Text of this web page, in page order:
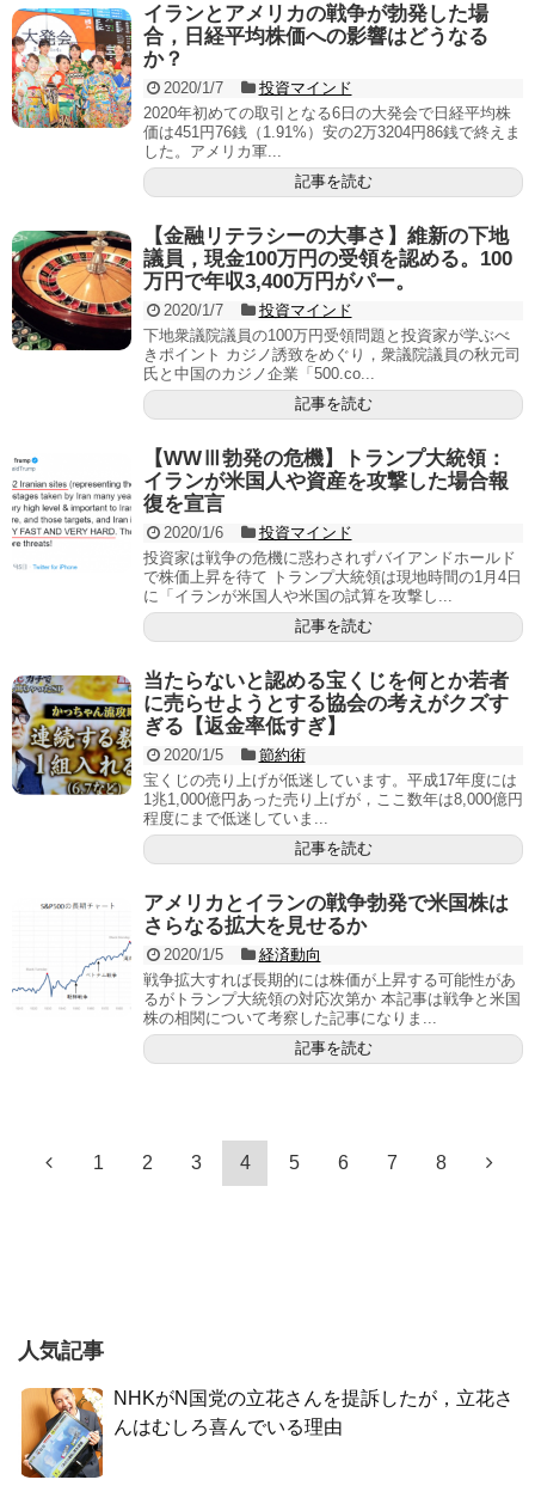
イランとアメリカの戦争が勃発した場
合，日経平均株価への影響はどうなる
か？
2020/1/7
投資マインド
2020年初めての取引となる6日の大発会で日経平均株
価は451円76銭（1.91%）安の2万3204円86銭で終えま
した。アメリカ軍...
記事を読む
【金融リテラシーの大事さ】維新の下地
議員，現金100万円の受領を認める。100
万円で年収3,400万円がパー。
2020/1/7
投資マインド
下地衆議院議員の100万円受領問題と投資家が学ぶべ
きポイント カジノ誘致をめぐり，衆議院議員の秋元司
氏と中国のカジノ企業「500.co...
記事を読む
【WWⅢ勃発の危機】トランプ大統領：
イランが米国人や資産を攻撃した場合報
復を宣言
2020/1/6
投資マインド
投資家は戦争の危機に惑わされずバイアンドホールド
で株価上昇を待て トランプ大統領は現地時間の1月4日
に「イランが米国人や米国の試算を攻撃し...
記事を読む
当たらないと認める宝くじを何とか若者
に売らせようとする協会の考えがクズす
ぎる【返金率低すぎ】
2020/1/5
節約術
宝くじの売り上げが低迷しています。平成17年度には
1兆1,000億円あった売り上げが，ここ数年は8,000億円
程度にまで低迷していま...
記事を読む
アメリカとイランの戦争勃発で米国株は
さらなる拡大を見せるか
2020/1/5
経済動向
戦争拡大すれば長期的には株価が上昇する可能性があ
るがトランプ大統領の対応次第か 本記事は戦争と米国
株の相関について考察した記事になりま...
記事を読む
1 2 3 4 5 6 7 8
人気記事
NHKがN国党の立花さんを提訴したが，立花さ
んはむしろ喜んでいる理由